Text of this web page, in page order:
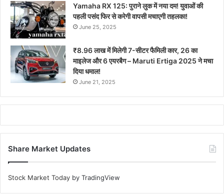
Yamaha RX 125: पुराने लुक में नया दम! युवाओं की
पहली पसंद फिर से करेगी वापसी मचाएगी तहलका!
June 25, 2025
₹8.96 लाख में मिलेगी 7-सीटर फैमिली कार, 26 का
माइलेज और 6 एयरबैग – Maruti Ertiga 2025 ने मचा
दिया धमाल!
June 21, 2025
Share Market Updates
Stock Market Today by TradingView